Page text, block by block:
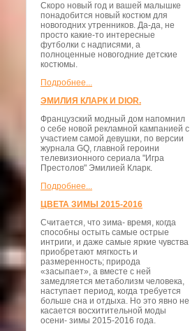
Скоро новый год и вашей малышке
понадобится новый костюм для
новогодних утренников. Да-да, не
просто какие-то интересные
футболки с надписями, а
полноценные новогодние детские
костюмы.
Подробнее...
ЭМИЛИЯ КЛАРК И DIOR.
Французский модный дом напомнил
о себе новой рекламной кампанией с
участием самой девушки, по версии
журнала GQ, главной героини
телевизионного сериала "Игра
Престолов" Эмилией Кларк.
Подробнее...
ЦВЕТА ЗИМЫ 2015-2016
Считается, что зима- время, когда
способны остыть самые острые
интриги, и даже самые яркие чувства
приобретают мягкость и
размеренность; природа
«засыпает», а вместе с ней
замедляется метаболизм человека,
наступает период, когда требуется
больше сна и отдыха. Но это явно не
касается восхитительной моды
осени- зимы 2015-2016 года.